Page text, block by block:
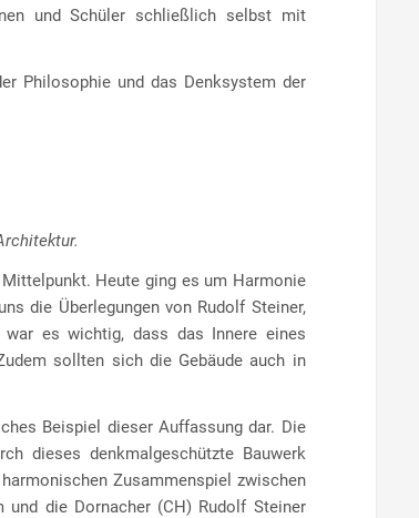
und Schüler schließlich selbst mit
Philosophie und das Denksystem der
Heute ging es um Harmonie
die Überlegungen von Rudolf Steiner,
es wichtig, dass das Innere eines
sollten sich die Gebäude auch in
Beispiel dieser Auffassung dar. Die
dieses denkmalgeschützte Bauwerk
Zusammenspiel zwischen
und die Dornacher (CH) Rudolf Steiner